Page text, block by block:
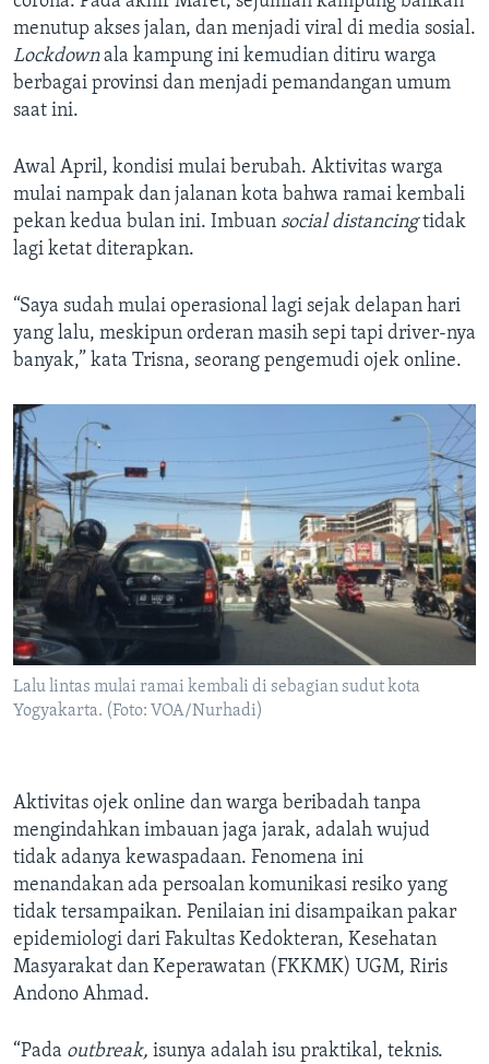
menutup akses jalan, dan menjadi viral di media sosial.
Lockdownala kampung ini kemudian ditiru warga
berbagai provinsi dan menjadi pemandangan umum
saat ini.
Awal April, kondisi mulai berubah. Aktivitas warga
mulai nampak dan jalanan kota bahwa ramai kembali
pekan kedua bulan ini. Imbuan social distancingtidak
lagi ketat diterapkan.
“Saya sudah mulai operasional lagi sejak delapan hari
yang lalu, meskipun orderan masih sepi tapi driver-nya
banyak,” kata Trisna, seorang pengemudi ojek online.
Lalu lintas mulai ramai kembali di sebagian sudut kota
Yogyakarta. (Foto: VOA/Nurhadi)
Aktivitas ojek online dan warga beribadah tanpa
mengindahkan imbauan jaga jarak, adalah wujud
tidak adanya kewaspadaan. Fenomena ini
menandakan ada persoalan komunikasi resiko yang
tidak tersampaikan. Penilaian ini disampaikan pakar
epidemiologi dari Fakultas Kedokteran, Kesehatan
Masyarakat dan Keperawatan (FKKMK) UGM, Riris
Andono Ahmad.
“Pada outbreak, isunya adalah isu praktikal, teknis.